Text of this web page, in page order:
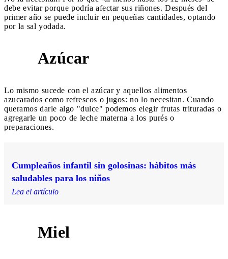
debe evitar porque podría afectar sus riñones. Después del
primer año se puede incluir en pequeñas cantidades, optando
por la sal yodada.
Azúcar
Lo mismo sucede con el azúcar y aquellos alimentos
azucarados como refrescos o jugos: no lo necesitan. Cuando
queramos darle algo "dulce" podemos elegir frutas trituradas o
agregarle un poco de leche materna a los purés o
preparaciones.
Cumpleaños infantil sin golosinas: hábitos más
saludables para los niños
Lea el artículo
Miel